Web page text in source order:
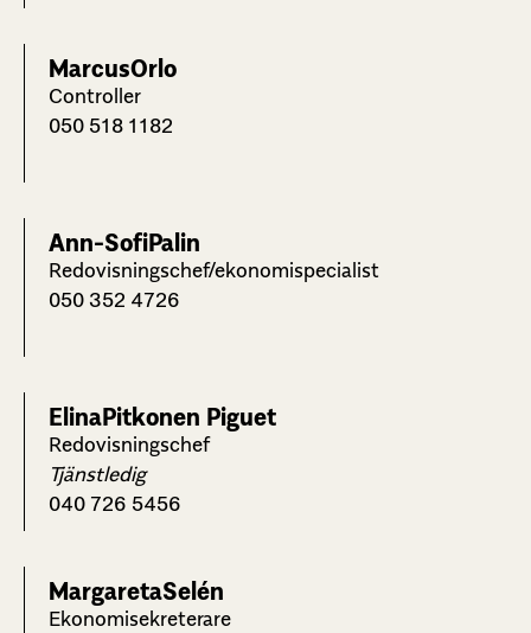
MarcusOrlo
Controller
050 518 1182
Ann-SofiPalin
Redovisningschef/ekonomispecialist
050 352 4726
ElinaPitkonen Piguet
Redovisningschef
Tjänstledig
040 726 5456
MargaretaSelén
Ekonomisekreterare